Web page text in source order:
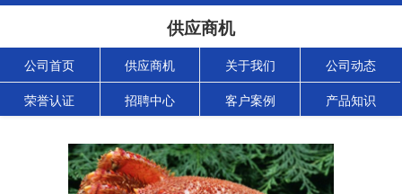
供应商机
公司首页 供应商机 关于我们 公司动态
荣誉认证 招聘中心 客户案例 产品知识